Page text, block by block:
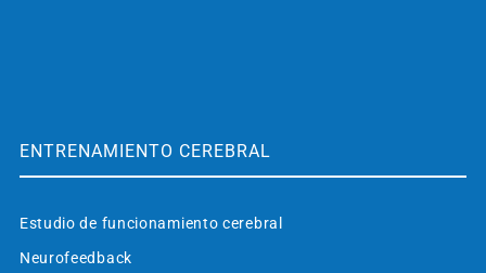
ENTRENAMIENTO CEREBRAL
Estudio de funcionamiento cerebral
Neurofeedback